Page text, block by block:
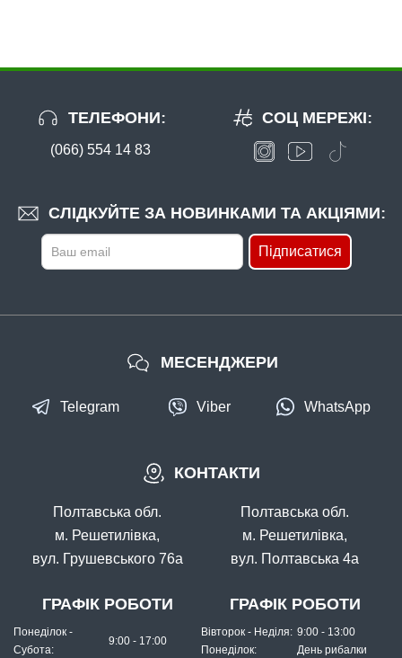
ТЕЛЕФОНИ:
(066) 554 14 83
СЛІДКУЙТЕ ЗА НОВИНКАМИ ТА АКЦІЯМИ:
Підписатися
СОЦ МЕРЕЖІ:
КОНТАКТИ
Полтавська обл.
м. Решетилівка,
вул. Грушевського 76а
ГРАФІК РОБОТИ
Понеділок -
Субота:
9:00 - 17:00
Полтавська обл.
м. Решетилівка,
вул. Полтавська 4а
ГРАФІК РОБОТИ
Вівторок - Неділя: 9:00 - 13:00
Понеділок:
День рибалки
МЕСЕНДЖЕРИ
Telegram Viber WhatsApp